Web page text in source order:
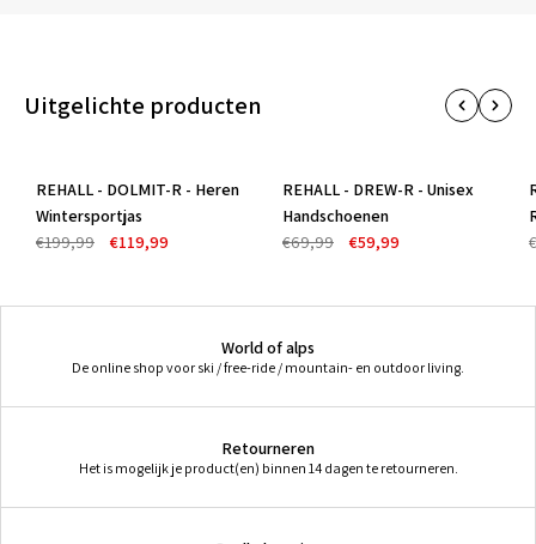
Uitgelichte producten
-40%
REHALL - DOLMIT-R - Heren
Wintersportjas
€199,99
€119,99
-14%
REHALL - DREW-R - Unisex
Handschoenen
€69,99
€59,99
World of alps
De online shop voor ski / free-ride / mountain- en outdoor living.
Retourneren
Het is mogelijk je product(en) binnen 14 dagen te retourneren.